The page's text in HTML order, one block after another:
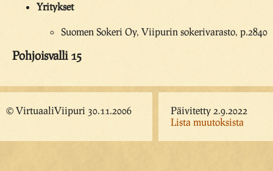
Yritykset
Suomen Sokeri Oy, Viipurin sokerivarasto, p.2840
Pohjoisvalli 15
© VirtuaaliViipuri 30.11.2006
Päivitetty 2.9.2022
Lista muutoksista